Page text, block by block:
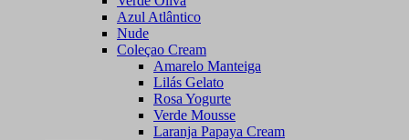
Azul Atlântico
Nude
Coleçao Cream
Amarelo Manteiga
Lilás Gelato
Rosa Yogurte
Verde Mousse
Laranja Papaya Cream